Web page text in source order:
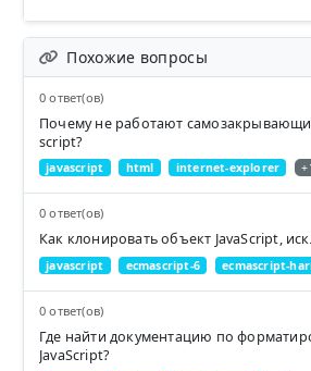
Похожие вопросы
0 ответ(ов)
Почему не работают
script?
javascript html internet-explorer
0 ответ(ов)
Как клонировать объект JavaScript,
javascript ecmascript-6 ecmascript-
0 ответ(ов)
Где найти документацию по
JavaScript?